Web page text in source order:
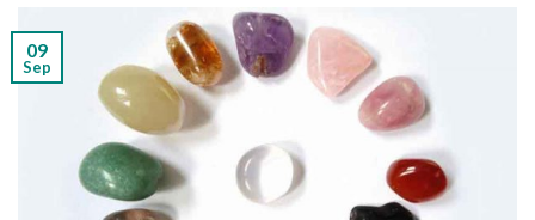
09
Sep